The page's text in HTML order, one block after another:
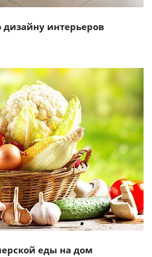
интерьеров
проект
еды на дом